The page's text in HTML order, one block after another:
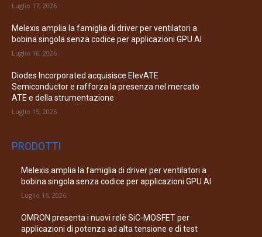
Luglio 17, 2026
Melexis amplia la famiglia di driver per ventilatori a
bobina singola senza codice per applicazioni GPU AI
Luglio 16, 2026
Diodes Incorporated acquisisce ElevATE
Semiconductor e rafforza la presenza nel mercato
ATE e della strumentazione
Luglio 15, 2026
PRODOTTI
Melexis amplia la famiglia di driver per ventilatori a
bobina singola senza codice per applicazioni GPU AI
Luglio 16, 2026
OMRON presenta i nuovi relè SiC-MOSFET per
applicazioni di potenza ad alta tensione e di test